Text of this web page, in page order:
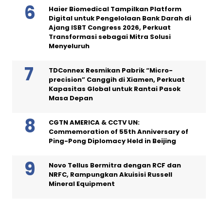
Haier Biomedical Tampilkan Platform
Digital untuk Pengelolaan Bank Darah di
Ajang ISBT Congress 2026, Perkuat
Transformasi sebagai Mitra Solusi
Menyeluruh
TDConnex Resmikan Pabrik “Micro-
precision” Canggih di Xiamen, Perkuat
Kapasitas Global untuk Rantai Pasok
Masa Depan
CGTN AMERICA & CCTV UN:
Commemoration of 55th Anniversary of
Ping-Pong Diplomacy Held in Beijing
Novo Tellus Bermitra dengan RCF dan
NRFC, Rampungkan Akuisisi Russell
Mineral Equipment